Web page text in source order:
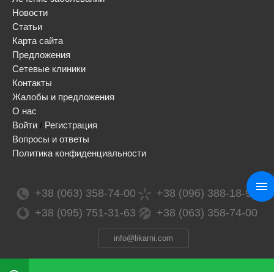
Новости
Статьи
Карта сайта
Предложения
Сетевые клиники
Контакты
Жалобы и предложения
О нас
Войти / Регистрация
Вопросы и ответы
Политика конфиденциальности
+38 (063) 358-74-00
+38 (096) 388-18-99
+38 (095) 751-31-63
+38 (063) 358-74-00
info@likarni.com